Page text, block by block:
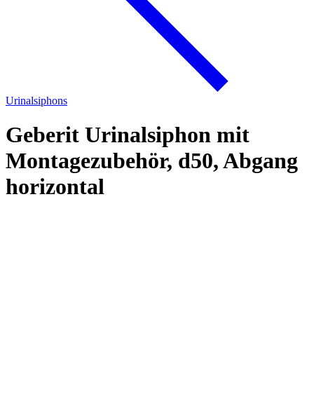
Urinalsiphons
Geberit Urinalsiphon mit
Montagezubehör, d50, Abgang
horizontal